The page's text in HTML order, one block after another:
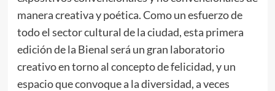
manera creativa y poética. Como un esfuerzo de
todo el sector cultural de la ciudad, esta primera
edición de la Bienal será un gran laboratorio
creativo en torno al concepto de felicidad, y un
espacio que convoque a la diversidad, a veces